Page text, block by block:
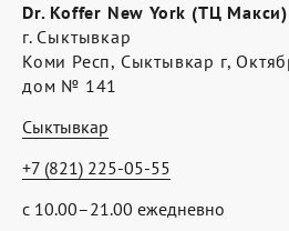
Dr. Koffer New York (ТЦ Макси)
г. Сыктывкар
Коми Респ, Сыктывкар г,
дом № 141
Сыктывкар
с 10.00–21.00 ежедневно
+7 (821) 225-05-55